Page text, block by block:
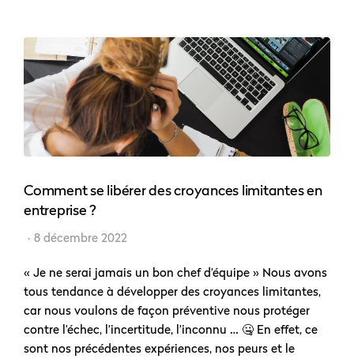
Comment se libérer des croyances limitantes en
entreprise ?
8 décembre 2022
« Je ne serai jamais un bon chef d’équipe » Nous avons
tous tendance à développer des croyances limitantes,
car nous voulons de façon préventive nous protéger
contre l’échec, l’incertitude, l’inconnu … 🤐 En effet, ce
sont nos précédentes expériences, nos peurs et le